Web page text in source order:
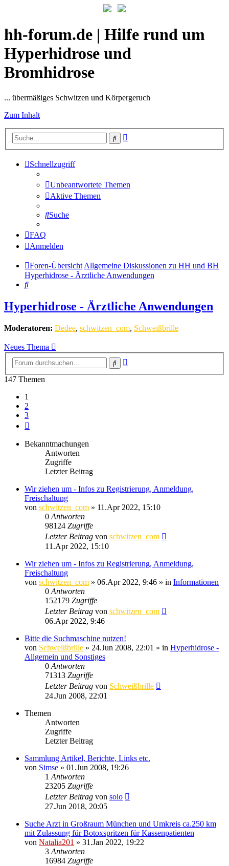
hh-forum.de | Hilfe rund um
Hyperhidrose und
Bromhidrose
... übermäßiges Schwitzen und Körpergeruch
Zum Inhalt
Suche
Schnellzugriff
Unbeantwortete Themen
Aktive Themen
Suche
FAQ
Anmelden
Foren-ÜbersichtAllgemeine Diskussionen zu HH und BH
Hyperhidrose - Ärztliche Anwendungen
Suche
Hyperhidrose - Ärztliche Anwendungen
Moderatoren: Dedee, schwitzen_com, Schweißbrille
Neues Thema
Suche
147 Themen
1
2
3
Bekanntmachungen
Antworten
Zugriffe
Letzter Beitrag
Wir ziehen um - Infos zu Registrierung, Anmeldung,
Freischaltung
von schwitzen_com » 11.Apr 2022, 15:10
0 Antworten
98124 Zugriffe
Letzter Beitrag von schwitzen_com
11.Apr 2022, 15:10
Wir ziehen um - Infos zu Registrierung, Anmeldung,
Freischaltung
von schwitzen_com » 06.Apr 2022, 9:46 » in Informationen
0 Antworten
152179 Zugriffe
Letzter Beitrag von schwitzen_com
06.Apr 2022, 9:46
Bitte die Suchmaschine nutzen!
von Schweißbrille » 24.Jun 2008, 22:01 » in Hyperhidrose -
Allgemein und Sonstiges
0 Antworten
71313 Zugriffe
Letzter Beitrag von Schweißbrille
24.Jun 2008, 22:01
Themen
Antworten
Zugriffe
Letzter Beitrag
Sammlung Artikel, Berichte, Links etc.
von Simse » 01.Jun 2008, 19:26
1 Antworten
23205 Zugriffe
Letzter Beitrag von solo
27.Jun 2018, 20:05
Suche Arzt in Großraum München und Umkreis ca.250 km
mit Zulassung für Botoxspritzen für Kassenpatienten
von Natalia201 » 31.Jan 2022, 19:22
3 Antworten
16984 Zugriffe